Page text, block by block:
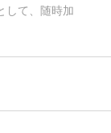
して、随時加